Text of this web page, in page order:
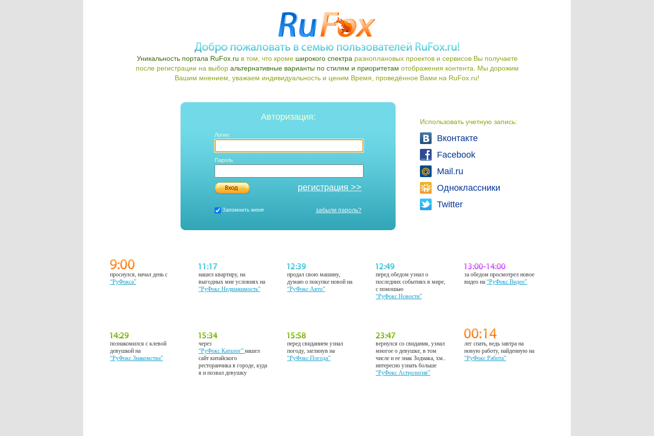
Уникальность портала RuFox.ru в том, что кроме широкого спектра разноплановых проектов и сервисов Вы получаете
после регистрации на выбор альтернативные варианты по стилям и приоритетам отображения контента. Мы дорожим
Вашим мнением, уважаем индивидуальность и ценим Время, проведённое Вами на RuFox.ru!
Использовать учетную запись:
Вконтакте
Facebook
Mail.ru
Одноклассники
Twitter
Авторизация:
Логин:
Пароль:
регистрация >>
Запомнить меня забыли пароль?
проснулся, начал день с
“РуФокса”
нашел квартиру, на
выгодных мне условиях на
“РуФокс Недвижимость”
продал свою машину,
думаю о покупке новой на
“РуФокс Авто”
перед обедом узнал о
последних событиях в мире,
с помошью
“РуФокс Новости”
за обедом просмотрел новое
видео на“РуФокс Видео”
познакомился с клевой
девушкой на
“РуФокс Знакомства”
через
“РуФокс Каталог”нашел
сайт китайского
ресторанчика в городе, куда
я и позвал девушку
перед свиданием узнал
погоду, заглянув на
“РуФокс Погода”
вернулся со свидания, узнал
многое о девушке, в том
числе и ее знак Зодиака, хм..
интересно узнать больше
“РуФокс Астрология”
лег спать, ведь завтра на
новую работу, найденную на
“РуФокс Работа”